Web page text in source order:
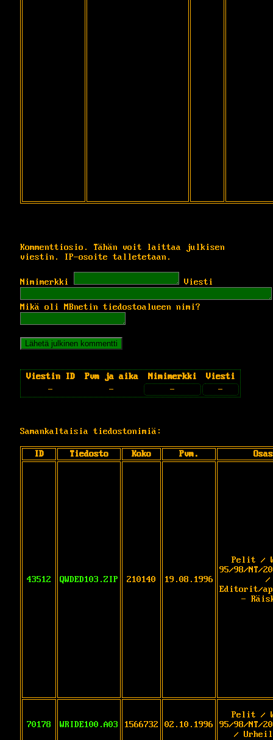
Kommenttiosio. Tähän voit laittaa julkisen
viestin. IP-osoite talletetaan.
Nimimerkki Viesti
Mikä oli MBnetin tiedostoalueen nimi?
Viestin ID Pvm ja aika Nimimerkki
Viesti
-
- - -
Samankaltaisia tiedostonimiä:
ID Tiedosto Koko Pvm.
43512 QWDED103.ZIP 210140 19.08.1996
Pelit /
95/98/NT/
/
Editorit/
-
70178 WRIDE100.A03 1566732 02.10.1996
Pelit /
95/98/NT/
/